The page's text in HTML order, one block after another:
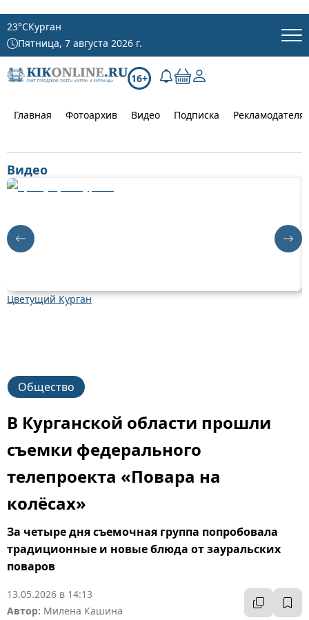
23°CКурган
Пятница, 7 августа 2026 г.
16+
Главная Фотоархив Видео Подписка
Видео
Цветущий Курган
Общество
В Курганской области прошли
съемки федерального
телепроекта «Повара на
колёсах»
За четыре дня съемочная группа попробовала
традиционные и новые блюда от зауральских
поваров
13.05.2026 в 14:13
Автор: Милена Кашина